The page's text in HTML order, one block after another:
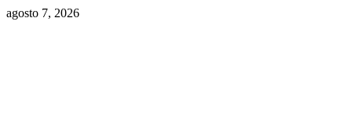
Saltar
agosto 7, 2026